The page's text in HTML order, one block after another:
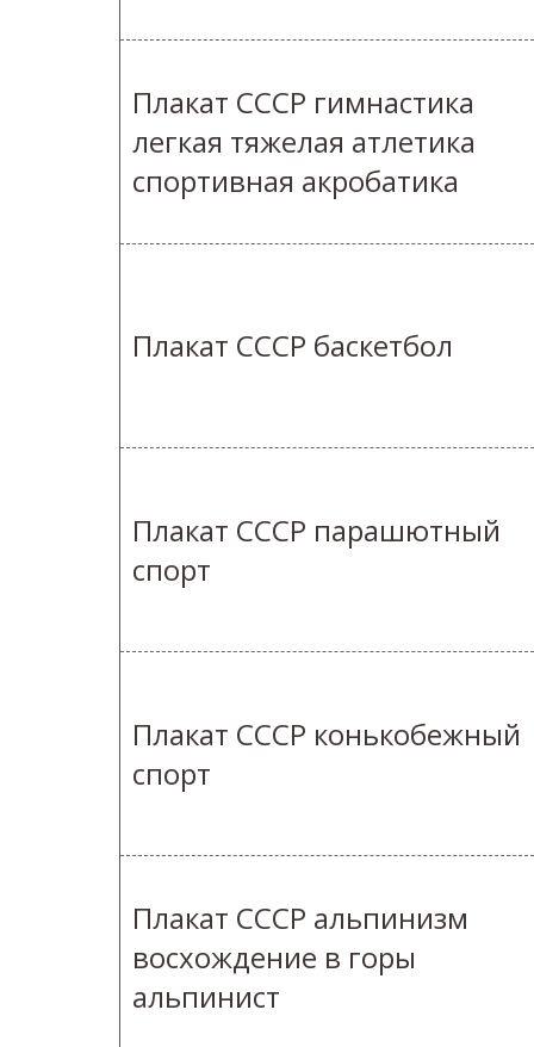
Плакат СССР гимнастика
легкая тяжелая атлетика
спортивная акробатика
Плакат СССР баскетбол
Плакат СССР парашютный
спорт
Плакат СССР конькобежный
спорт
Плакат СССР альпинизм
восхождение в горы
альпинист